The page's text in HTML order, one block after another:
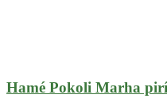
Hamé Pokoli Marha